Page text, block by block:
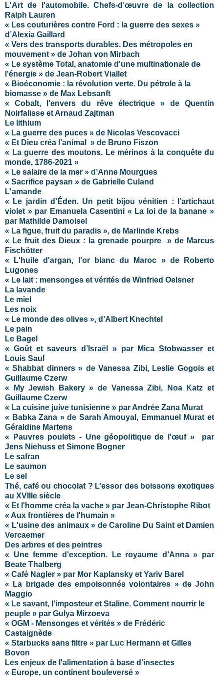
L'Art de l'automobile. Chefs-d’œuvre de la collection
Ralph Lauren
« Les couturières contre Ford : la guerre des sexes »
d’Alexia Gaillard
« Vers des transports durables. Des métropoles en
mouvement » de Johan von Mirbach
« Le système Total, anatomie d'une multinationale de
l'énergie » de Jean-Robert Viallet
« Bioéconomie : la révolution verte. Du pétrole à la
biomasse » de Max Lebsanft
« Cobalt, l'envers du rêve électrique » de Quentin
Noirfalisse et Arnaud Zajtman
Le lithium
« La guerre des puces » de Nicolas Vescovacci
« Et Dieu créa l’animal » de Bruno Fiszon
« La guerre des moutons. Le mérinos à la conquête du
monde, 1786-2021 »
« Le salaire de la mer » d’Anne Mourgues
« Sacrifice paysan » de Gabrielle Culand
L'amande
« Le jardin d'Éden. Un petit bijou vénitien : l’artichaut
violet » par Emanuela Casentini « La loi de la banane »
par Mathilde Damoisel
« La figue, fruit du paradis », de Marlinde Krebs
« Le fruit des Dieux : la grenade pourpre » de Marcus
Fischötter
« L'huile d'argan, l'or blanc du Maroc » de Roberto
Lugones
« Le lait : mensonges et vérités de Winfried Oelsner
La lavande
Le miel
Les noix
« Le monde des olives », d’Albert Knechtel
Le pain
Le Bagel
« Goût et saveurs d’Israël » par Mica Stobwasser et
Louis Saul
« Shabbat dinners » de Vanessa Zibi, Leslie Gogois et
Guillaume Czerw
« My Jewish Bakery » de Vanessa Zibi, Noa Katz et
Guillaume Czerw
« La cuisine juive tunisienne » par Andrée Zana Murat
« Babka Zana » de Sarah Amouyal, Emmanuel Murat et
Géraldine Martens
« Pauvres poulets - Une géopolitique de l'œuf »par
Jens Niehuss et Simone Bogner
Le safran
Le saumon
Le sel
Thé, café ou chocolat ? L’essor des boissons exotiques
au XVIIIe siècle
« Et l'homme créa la vache » par Jean-Christophe Ribot
« Aux frontières de l'humain »
« L'usine des animaux » de Caroline Du Saint et Damien
Vercaemer
Des arbres et des peintres
« Une femme d'exception. Le royaume d’Anna » par
Beate Thalberg
« Café Nagler » par Mor Kaplansky et Yariv Barel
« La brigade des empoisonnés volontaires » de John
Maggio
« Le savant, l'imposteur et Staline. Comment nourrir le
peuple » par Gulya Mirzoeva
« OGM - Mensonges et vérités » de Frédéric
Castaignède
« Starbucks sans filtre » par Luc Hermann et Gilles
Bovon
Les enjeux de l'alimentation à base d'insectes
« Europe, un continent bouleversé »